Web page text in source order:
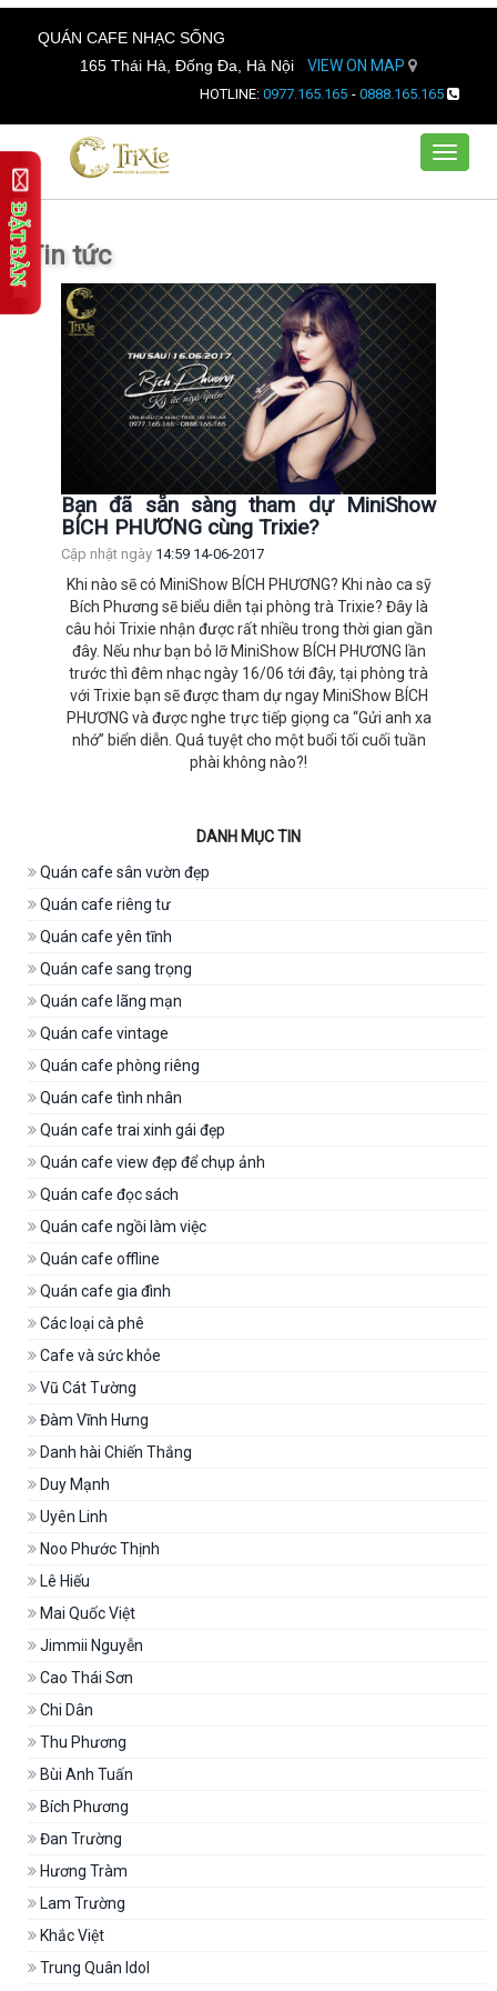
QUÁN CAFE NHẠC SỐNG
165 Thái Hà, Đống Đa, Hà Nội
VIEW ON MAP
HOTLINE: 0977.165.165 - 0888.165.165
Toggle
Tin tức
Bạn đã sẵn sàng tham dự MiniShow
BÍCH PHƯƠNG cùng Trixie?
Cập nhật ngày 14:59 14-06-2017
Khi nào sẽ có MiniShow BÍCH PHƯƠNG? Khi nào ca sỹ
Bích Phương sẽ biểu diễn tại phòng trà Trixie? Đây là
câu hỏi Trixie nhận được rất nhiều trong thời gian gần
đây. Nếu như bạn bỏ lỡ MiniShow BÍCH PHƯƠNG lần
trước thì đêm nhạc ngày 16/06 tới đây, tại phòng trà
với Trixie bạn sẽ được tham dự ngay MiniShow BÍCH
PHƯƠNG và được nghe trực tiếp giọng ca “Gửi anh xa
nhớ” biển diễn. Quá tuyệt cho một buổi tối cuối tuần
phài không nào?!
DANH MỤC TIN
Quán cafe sân vườn đẹp
Quán cafe riêng tư
Quán cafe yên tĩnh
Quán cafe sang trọng
Quán cafe lãng mạn
Quán cafe vintage
Quán cafe phòng riêng
Quán cafe tình nhân
Quán cafe trai xinh gái đẹp
Quán cafe view đẹp để chụp ảnh
Quán cafe đọc sách
Quán cafe ngồi làm việc
Quán cafe offline
Quán cafe gia đình
Các loại cà phê
Cafe và sức khỏe
Vũ Cát Tường
Đàm Vĩnh Hưng
Danh hài Chiến Thắng
Duy Mạnh
Uyên Linh
Noo Phước Thịnh
Lê Hiếu
Mai Quốc Việt
Jimmii Nguyễn
Cao Thái Sơn
Chi Dân
Thu Phương
Bùi Anh Tuấn
Bích Phương
Đan Trường
Hương Tràm
Lam Trường
Khắc Việt
Trung Quân Idol